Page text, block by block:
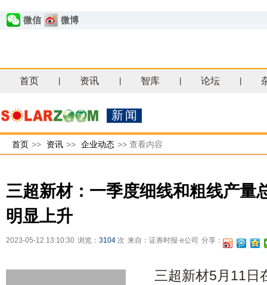
微信 微博
首页 资讯 智库 论坛
新闻
首页 >> 资讯 >> 企业动态 >> 查看内容
三超新材：一季度细线和粗线产量
明显上升
2023-05-12 13:10:30 浏览： 3104 次 来自：证券时报·e公司 分享：
三超新材5月11日